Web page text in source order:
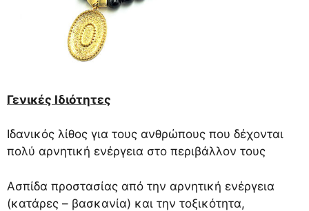
Γενικές Ιδιότητες
Ιδανικός λίθος για τους ανθρώπους που δέχονται
πολύ αρνητική ενέργεια στο περιβάλλον τους
Ασπίδα προστασίας από την αρνητική ενέργεια
(κατάρες – βασκανία) και την τοξικότητα,